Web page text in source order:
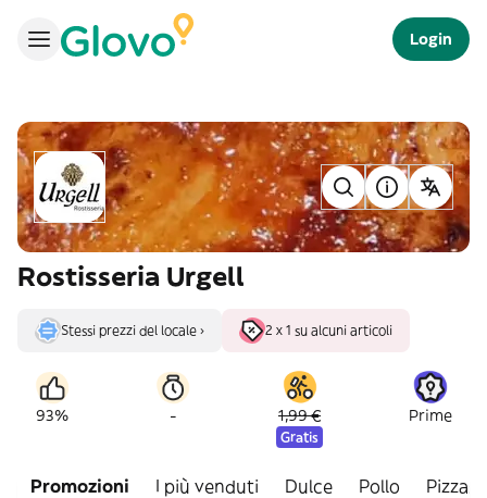
Login
Rostisseria Urgell
Stessi prezzi del locale › 2 x 1 su alcuni articoli
93% - 1,99 €
Gratis
Prime
Promozioni I più venduti Dulce Pollo Pizzas